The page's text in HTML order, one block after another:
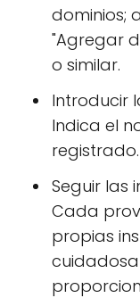
dominios;
"Agregar
o similar.
Introducir
Indica el
registrado.
Seguir las
Cada
propias